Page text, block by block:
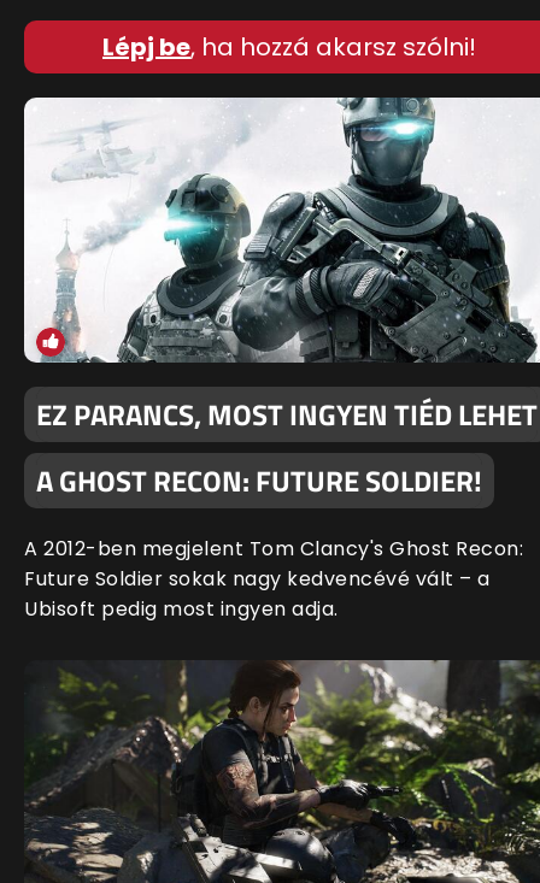
Lépj be, ha hozzá akarsz szólni!
EZ PARANCS, MOST INGYEN TIÉD LEHET
A GHOST RECON: FUTURE SOLDIER!
A 2012-ben megjelent Tom Clancy's Ghost Recon:
Future Soldier sokak nagy kedvencévé vált – a
Ubisoft pedig most ingyen adja.